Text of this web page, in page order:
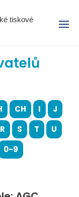
tiskové
Menu
CH I
J
R S T
U
0-9